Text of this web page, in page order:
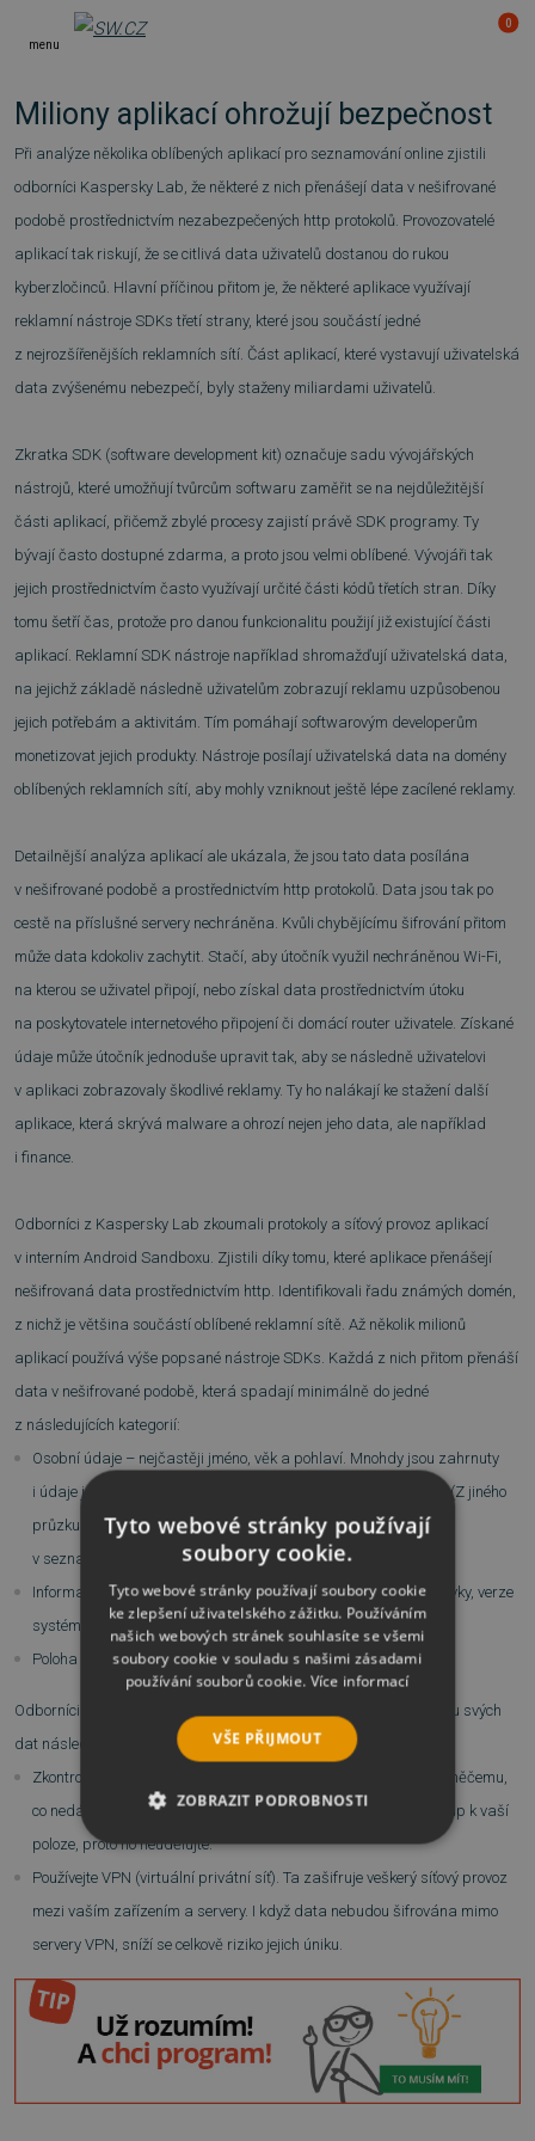
menu
0
Miliony aplikací ohrožují bezpečnost
Při analýze několika oblíbených aplikací pro seznamování online zjistili
odborníci Kaspersky Lab, že některé z nich přenášejí data v nešifrované
podobě prostřednictvím nezabezpečených http protokolů. Provozovatelé
aplikací tak riskují, že se citlivá data uživatelů dostanou do rukou
kyberzločinců. Hlavní příčinou přitom je, že některé aplikace využívají
reklamní nástroje SDKs třetí strany, které jsou součástí jedné
z nejrozšířenějších reklamních sítí. Část aplikací, které vystavují uživatelská
data zvýšenému nebezpečí, byly staženy miliardami uživatelů.
Zkratka SDK (software development kit) označuje sadu vývojářských
nástrojů, které umožňují tvůrcům softwaru zaměřit se na nejdůležitější
části aplikací, přičemž zbylé procesy zajistí právě SDK programy. Ty
bývají často dostupné zdarma, a proto jsou velmi oblíbené. Vývojáři tak
jejich prostřednictvím často využívají určité části kódů třetích stran. Díky
tomu šetří čas, protože pro danou funkcionalitu použijí již existující části
aplikací. Reklamní SDK nástroje například shromažďují uživatelská data,
na jejichž základě následně uživatelům zobrazují reklamu uzpůsobenou
jejich potřebám a aktivitám. Tím pomáhají softwarovým developerům
monetizovat jejich produkty. Nástroje posílají uživatelská data na domény
oblíbených reklamních sítí, aby mohly vzniknout ještě lépe zacílené reklamy.
Detailnější analýza aplikací ale ukázala, že jsou tato data posílána
v nešifrované podobě a prostřednictvím http protokolů. Data jsou tak po
cestě na příslušné servery nechráněna. Kvůli chybějícímu šifrování přitom
může data kdokoliv zachytit. Stačí, aby útočník využil nechráněnou Wi-Fi,
na kterou se uživatel připojí, nebo získal data prostřednictvím útoku
na poskytovatele internetového připojení či domácí router uživatele. Získané
údaje může útočník jednoduše upravit tak, aby se následně uživatelovi
v aplikaci zobrazovaly škodlivé reklamy. Ty ho nalákají ke stažení další
aplikace, která skrývá malware a ohrozí nejen jeho data, ale například
i finance.
Odborníci z Kaspersky Lab zkoumali protokoly a síťový provoz aplikací
v interním Android Sandboxu. Zjistili díky tomu, které aplikace přenášejí
nešifrovaná data prostřednictvím http. Identifikovali řadu známých domén,
z nichž je většina součástí oblíbené reklamní sítě. Až několik milionů
aplikací používá výše popsané nástroje SDKs. Každá z nich přitom přenáší
data v nešifrované podobě, která spadají minimálně do jedné
z následujících kategorií:
Osobní údaje – nejčastěji jméno, věk a pohlaví. Mnohdy jsou zahrnuty
i údaje jako uživatelův plat, telefonní číslo a e-mailová adresa. (Z jiného
průzkumu Kaspersky Lab totiž vyplývá, že lidi tato data
v seznamovacích aplikacích sdílejí velmi často.)
Informace o zařízení jako jsou: výrobce, model, rozlišení obrazovky, verze
systému a název aplikace.
Poloha zařízení.
Odborníci Kaspersky Lab doporučují uživatelům pro lepší ochranu svých
dat následující kroky:
Zkontrolujte oprávnění aplikace. Nepovolujte aplikaci přístup k něčemu,
co nedává smysl. Většina aplikací například nepotřebuje přístup k vaší
poloze, proto ho neudělujte.
Používejte VPN (virtuální privátní síť). Ta zašifruje veškerý síťový provoz
mezi vaším zařízením a servery. I když data nebudou šifrována mimo
servery VPN, sníží se celkově riziko jejich úniku.
Tyto webové stránky používají
soubory cookie.
Tyto webové stránky používají soubory cookie
ke zlepšení uživatelského zážitku. Používáním
našich webových stránek souhlasíte se všemi
soubory cookie v souladu s našimi zásadami
používání souborů cookie. Více informací
VŠE PŘIJMOUT
ZOBRAZIT PODROBNOSTI
NEZBYTNĚ NUTNÉ SOUBORY
VÝKONOVÉ SOUBORY
FUNKČNÍ SOUBORY
NEZAŘAZENÉ SOUBORY